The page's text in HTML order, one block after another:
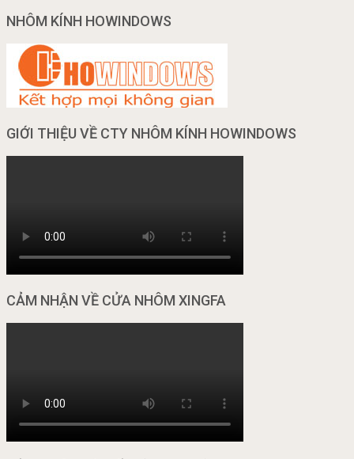
NHÔM KÍNH HOWINDOWS
GIỚI THIỆU VỀ CTY NHÔM KÍNH HOWINDOWS
CẢM NHẬN VỀ CỬA NHÔM XINGFA